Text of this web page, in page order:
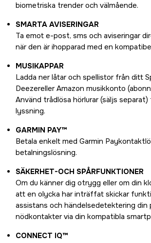
biometriska trender och välmående.
SMARTA AVISERINGAR
Ta emot e-post, sms och aviseringar
när den är ihopparad med en
MUSIKAPPAR
Ladda ner låtar och spellistor från ditt
Deezereller Amazon musikkonto
Använd trådlösa hörlurar (säljs
lyssning.
GARMIN PAY™
Betala enkelt med Garmin
betalningslösning.
SÄKERHET-OCH SPÅRFUNKTIONER
Om du känner dig otrygg eller om din
att en olycka har inträffat skickar
assistans och händelsedetektering din
nödkontakter via din kompatibla
CONNECT IQ™